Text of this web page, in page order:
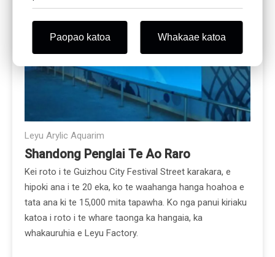
Leyu Arylic Aquarim
Shandong Penglai Te Ao Raro
Kei roto i te Guizhou City Festival Street karakara, e
hipoki ana i te 20 eka, ko te waahanga hanga hoahoa e
tata ana ki te 15,000 mita tapawha. Ko nga panui kiriaku
katoa i roto i te whare taonga ka hangaia, ka
whakauruhia e Leyu Factory.
Paopao katoa Whakaae katoa